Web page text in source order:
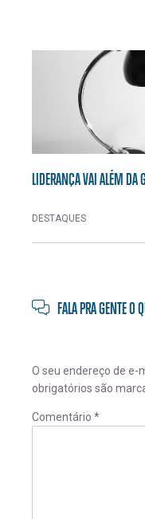
LIDERANÇA VAI ALÉM DA
DESTAQUES
FALA PRA GENTE O
O seu endereço de e-
obrigatórios são
Comentário *